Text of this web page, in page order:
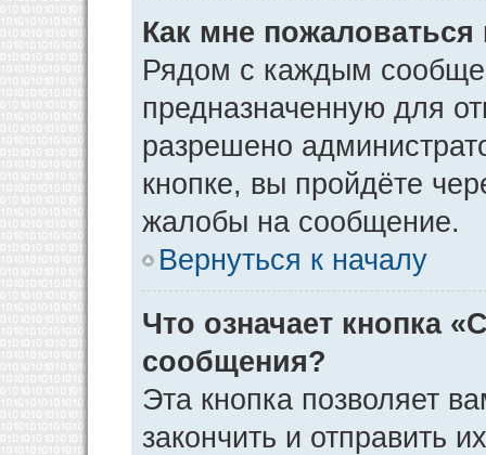
Как мне
Рядом с каждым
предназначенную для
разрешено
кнопке, вы пройдёте
жалобы на сообщение.
Вернуться к началу
Что означает кнопка
сообщения?
Эта кнопка позволяет
закончить и отправить